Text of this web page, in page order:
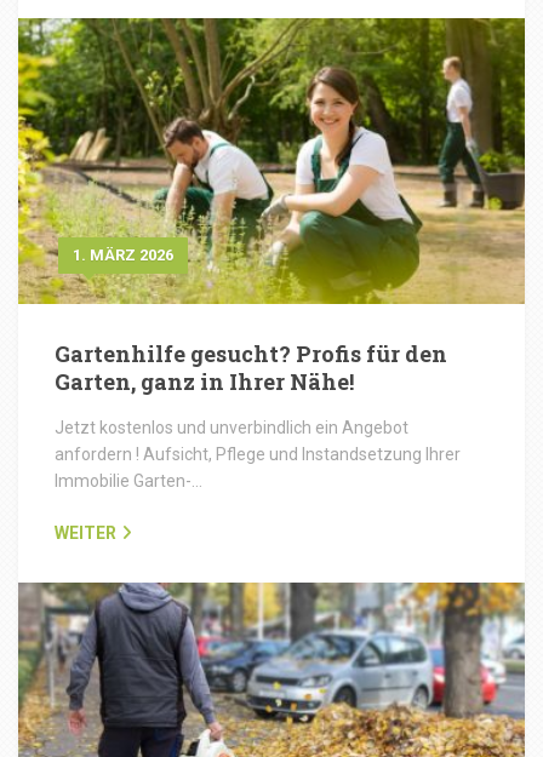
1. MÄRZ 2026
Gartenhilfe gesucht? Profis für den
Garten, ganz in Ihrer Nähe!
Jetzt kostenlos und unverbindlich ein Angebot
anfordern ! Aufsicht, Pflege und Instandsetzung Ihrer
Immobilie Garten-…
WEITER